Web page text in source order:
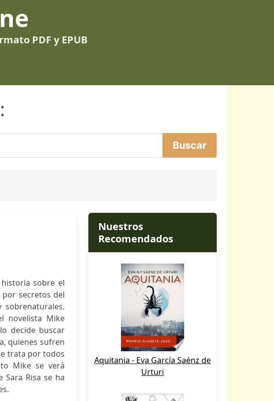
PDF y EPUB
sobre el
secretos del
novelista Mike
decide buscar
quienes sufren
trata por todos
Mike se verá
Risa se ha
Nuestros
Recomendados
Aquitania - Eva García Saénz de
Urturi